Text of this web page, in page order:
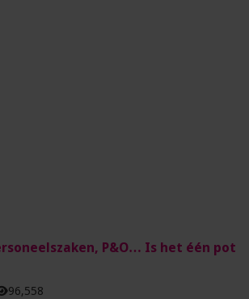
P&O… Is het één pot
96,558